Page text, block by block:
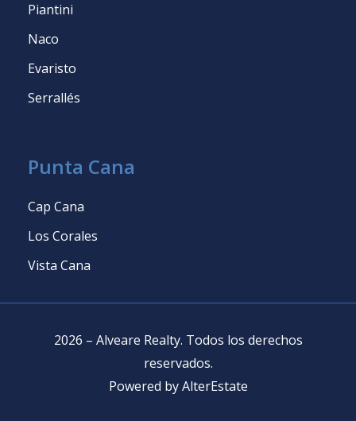
Piantini
Naco
Evaristo
Serrallés
Punta Cana
Cap Cana
Los Corales
Vista Cana
2026 – Alveare Realty. Todos los derechos
reservados.
Powered by AlterEstate